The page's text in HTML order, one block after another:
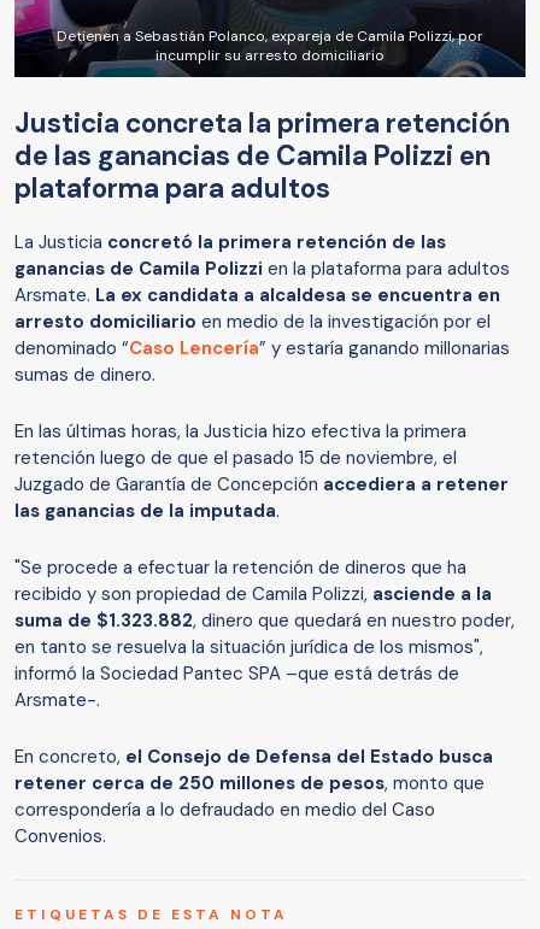
Detienen a Sebastián Polanco, expareja de Camila Polizzi, por
incumplir su arresto domiciliario
Justicia concreta la primera retención
de las ganancias de Camila Polizzi en
plataforma para adultos
La Justicia concretó la primera retención de las
ganancias de Camila Polizzi en la plataforma para adultos
Arsmate. La ex candidata a alcaldesa se encuentra en
arresto domiciliario en medio de la investigación por el
denominado “Caso Lencería” y estaría ganando millonarias
sumas de dinero.
En las últimas horas, la Justicia hizo efectiva la primera
retención luego de que el pasado 15 de noviembre, el
Juzgado de Garantía de Concepción accediera a retener
las ganancias de la imputada.
"Se procede a efectuar la retención de dineros que ha
recibido y son propiedad de Camila Polizzi, asciende a la
suma de $1.323.882, dinero que quedará en nuestro poder,
en tanto se resuelva la situación jurídica de los mismos",
informó la Sociedad Pantec SPA –que está detrás de
Arsmate-.
En concreto, el Consejo de Defensa del Estado busca
retener cerca de 250 millones de pesos, monto que
correspondería a lo defraudado en medio del Caso
Convenios.
ETIQUETAS DE ESTA NOTA